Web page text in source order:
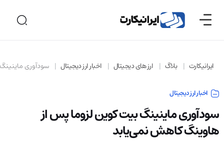
ایرانیکارت بلاگ ارز های دیجیتال اخبار ارز دیجیتال سودآوری
اخبار ارز دیجیتال
سودآوری ماینینگ بیت کوین لزوما پس از
هاوینگ کاهش نمی‌یابد